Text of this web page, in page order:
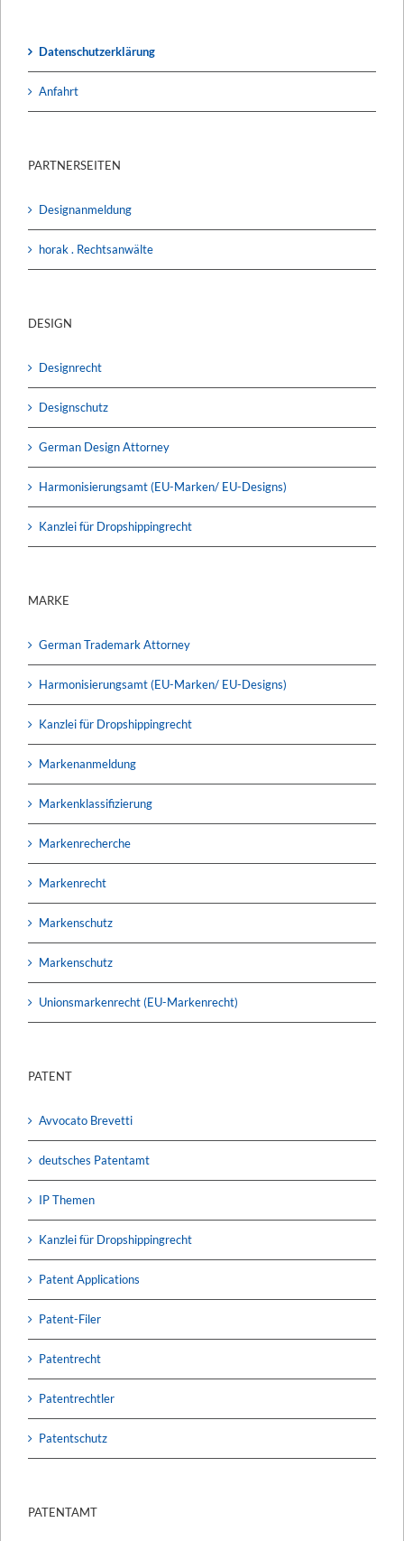
Datenschutzerklärung
Anfahrt
PARTNERSEITEN
Designanmeldung
horak . Rechtsanwälte
DESIGN
Designrecht
Designschutz
German Design Attorney
Harmonisierungsamt (EU-Marken/ EU-Designs)
Kanzlei für Dropshippingrecht
MARKE
German Trademark Attorney
Harmonisierungsamt (EU-Marken/ EU-Designs)
Kanzlei für Dropshippingrecht
Markenanmeldung
Markenklassifizierung
Markenrecherche
Markenrecht
Markenschutz
Markenschutz
Unionsmarkenrecht (EU-Markenrecht)
PATENT
Avvocato Brevetti
deutsches Patentamt
IP Themen
Kanzlei für Dropshippingrecht
Patent Applications
Patent-Filer
Patentrecht
Patentrechtler
Patentschutz
PATENTAMT